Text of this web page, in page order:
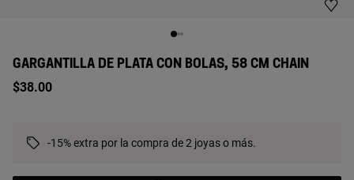
GARGANTILLA DE PLATA CON BOLAS, 58 CM CHAIN
$38.00
-15% extra por la compra de 2 joyas o más.